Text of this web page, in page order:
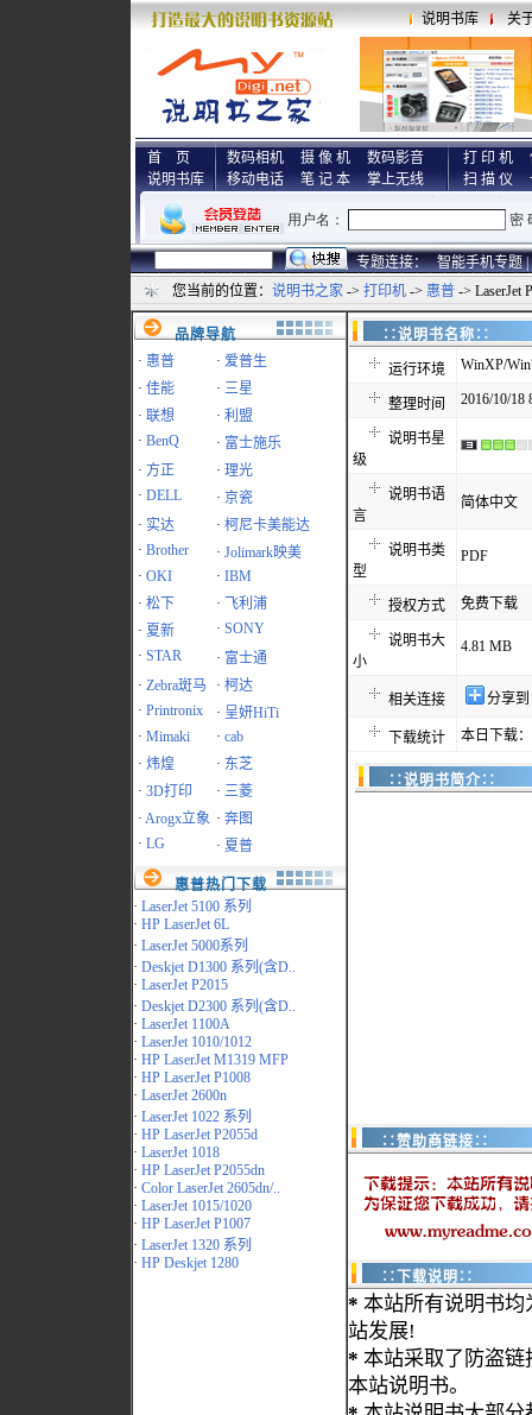
说明书库 关
首 页
说明书库
数码相机 摄 像 机
数码影音
移动电话
笔 记 本 掌上无线
打 印 机
扫 描 仪
专题连接： 智能手机专题 |
您当前的位置： 说明书之家 -> 打印机 -> 惠普 -> LaserJet
品牌导航
· 惠普 · 爱普生
· 佳能 · 三星
· 联想 · 利盟
· BenQ · 富士施乐
· 方正 · 理光
· DELL · 京瓷
· 实达 · 柯尼卡美能达
· Brother · Jolimark映美
· OKI · IBM
· 松下 ·
飞利浦
· 夏新 · SONY
· STAR · 富士通
· Zebra斑马 · 柯达
· Printronix · 呈妍HiTi
· Mimaki · cab
· 炜煌 · 东芝
· 3D打印 · 三菱
· Arogx立象 · 奔图
· LG · 夏普
惠普热门下载
· LaserJet 5100 系列
· HP LaserJet 6L
· LaserJet 5000系列
· Deskjet D1300 系列(含D..
· LaserJet P2015
· Deskjet D2300 系列(含D..
· LaserJet 1100A
· LaserJet 1010/1012
· HP LaserJet M1319 MFP
· HP LaserJet P1008
· LaserJet 2600n
· LaserJet 1022 系列
· HP LaserJet P2055d
· LaserJet 1018
· HP LaserJet P2055dn
· Color LaserJet 2605dn/..
· LaserJet 1015/1020
· HP LaserJet P1007
· LaserJet 1320 系列
· HP Deskjet 1280
∷说明书名
运行环境 WinXP/
整理时间 2016/10/18
说明书星
级
说明书语
言
简体中文
说明书类
型
PDF
授权方式 免费下载
说明书大
小
4.81 MB
相关连接 分享
下载统计 本日下载
∷说明书简介∷
∷赞助商链接∷
∷下载说明∷
* 本站所有说明书均
站发展!
* 本站采取了防盗链
本站说明书。